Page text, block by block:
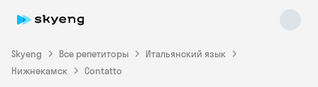
Skyeng Все репетиторы
Итальянский язык
Нижнекамск
Contatto